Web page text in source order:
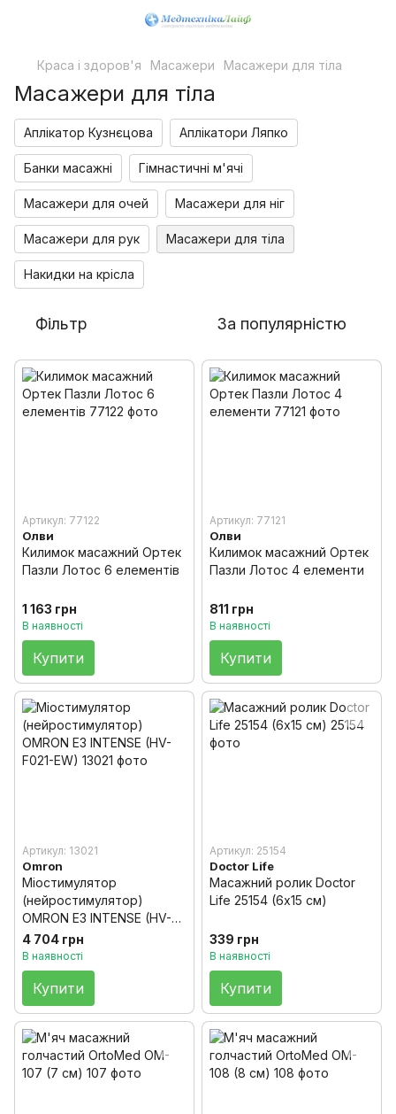
Краса і здоров'я Масажери Масажери для тіла
Масажери для тіла
Аплікатор Кузнєцова Аплікатори Ляпко
Банки масажні Гімнастичні м'ячі
Масажери для очей Масажери для ніг
Масажери для рук Масажери для тіла
Накидки на крісла
Фільтр За популярністю
Артикул: 77122
Олви
Килимок масажний Ортек
Пазли Лотос 6 елементів
1 163 грн
В наявності
Купити
Артикул: 77121
Олви
Килимок масажний Ортек
Пазли Лотос 4 елементи
811 грн
В наявності
Купити
Артикул: 13021
Omron
Міостимулятор
(нейростимулятор)
OMRON E3 INTENSE (HV-
F021-EW)
4 704 грн
В наявності
Купити
Артикул: 25154
Doctor Life
Масажний ролик Doctor
Life 25154 (6х15 см)
339 грн
В наявності
Купити